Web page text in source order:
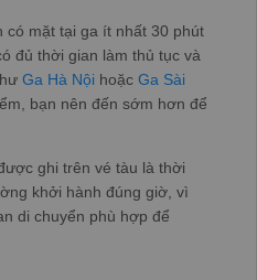
có mặt tại ga ít nhất 30 phút
đủ thời gian làm thủ tục và
Ga Hà Nội hoặc Ga Sài
bạn nên đến sớm hơn để
ghi trên vé tàu là thời
khởi hành đúng giờ, vì
di chuyển phù hợp để